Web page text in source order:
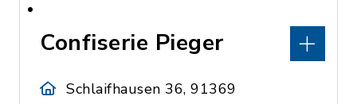
Confiserie Pieger
Schlaifhausen 36, 91369